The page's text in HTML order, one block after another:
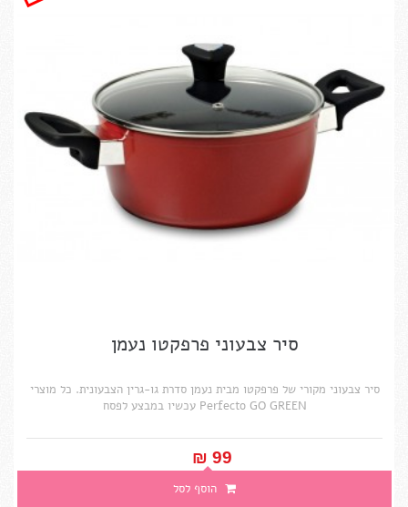
סיר צבעוני פרפקטו נעמן
סיר צבעוני מקורי של פרפקטו מבית נעמן סדרת גו-גרין הצבעונית. כל מוצרי
Perfecto GO GREEN עכשיו במבצע לפסח
99 ₪‎
הוסף לסל